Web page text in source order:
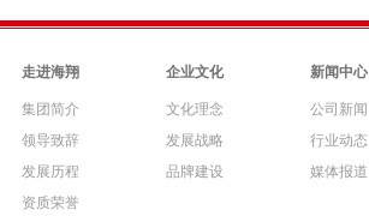
走进海翔
集团简介
领导致辞
发展历程
资质荣誉
企业文化
文化理念
发展战略
品牌建设
新闻中心
公司新闻
行业动态
媒体报道